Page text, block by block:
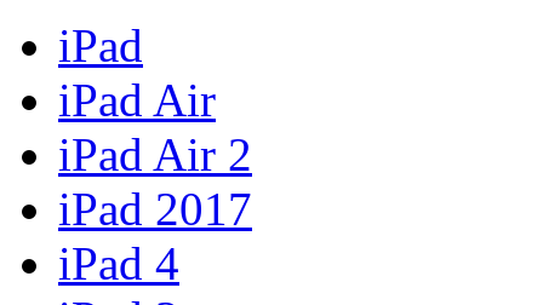
iPad
iPad Air
iPad Air 2
iPad 2017
iPad 4